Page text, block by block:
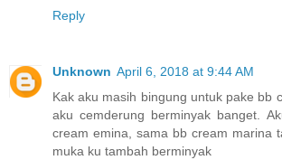
Reply
Unknown April 6, 2018 at 9:44 AM
Kak aku masih bingung untuk pake bb
aku cemderung berminyak banget.
cream emina, sama bb cream marina
muka ku tambah berminyak